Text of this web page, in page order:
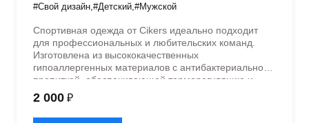
#Свой дизайн #Детский #Мужской
Спортивная одежда от Cikers идеально подходит
для профессиональных и любительских команд.
Изготовлена из высококачественных
гипоаллергенных материалов с антибактериальной
пропиткой, обеспечивающей терморегуляцию и
быстрое влагоотведение. Одежда обладает
эластичностью в 5 направлениях и стильным
дизайном.
2 000 ₽